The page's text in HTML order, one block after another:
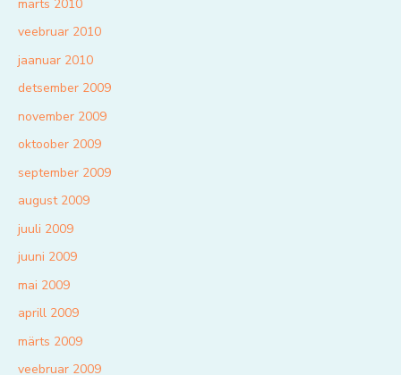
märts 2010
veebruar 2010
jaanuar 2010
detsember 2009
november 2009
oktoober 2009
september 2009
august 2009
juuli 2009
juuni 2009
mai 2009
aprill 2009
märts 2009
veebruar 2009